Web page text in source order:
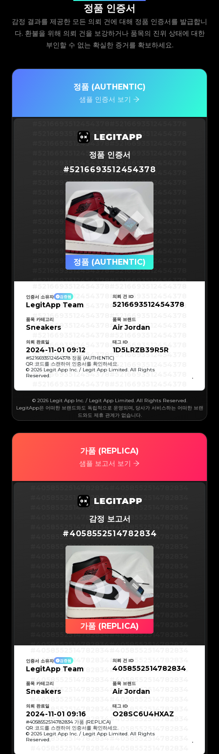
정품 인증서
감정 결과를 제공한 모든 의뢰 건에 대해 정품 인증서를 발급합니
다. 환불을 위해 의뢰 건을 보강하거나 품목의 진위 상태에 대한
부인할 수 없는 확실한 증거를 확보하세요.
정품 (AUTHENTIC)
샘플 인증서 보기
#5216693512454378#5216693512454378
#5216693512454378#5216693512454378
#5216693512454378#5216693512454378
#5216693512454378#5216693512454378
#5216693512454378#5216693512454378
#5216693512454378#5216693512454378
#5216693512454378
#5216693512454378
#5216693512454378#5216693512454378
#5216693512454378#5216693512454378
#5216693512454378#5216693512454378
#5216693512454378
#5216693512454378
#5216693512454378#5216693512454378
#5216693512454378#5216693512454378
#5216693512454378#5216693512454378
#5216693512454378#5216693512454378
#5216693512454378
#5216693512454378
#5216693512454378
#5216693512454378
#5216693512454378
#5216693512454378
#5216693512454378
#5216693512454378
#5216693512454378
#5216693512454378
#5216693512454378
#5216693512454378
#5216693512454378#5216693512454378
#5216693512454378#5216693512454378
#5216693512454378
#5216693512454378#5216693512454378
#5216693512454378#5216693512454378
#5216693512454378#5216693512454378
#5216693512454378#5216693512454378
#5216693512454378#5216693512454378
#5216693512454378#5216693512454378
#5216693512454378#5216693512454378
#5216693512454378#5216693512454378
#5216693512454378#5216693512454378
#5216693512454378#5216693512454378
#5216693512454378#5216693512454378
#5216693512454378#5216693512454378
#5216693512454378
#5216693512454378#5216693512454378
#5216693512454378#5216693512454378
#5216693512454378#5216693512454378
#5216693512454378#5216693512454378
#5216693512454378
#5216693512454378
#5216693512454378#5216693512454378
#5216693512454378#5216693512454378
#5216693512454378#5216693512454378
#5216693512454378
#5216693512454378
#5216693512454378
#5216693512454378
#5216693512454378
#5216693512454378
#5216693512454378
#5216693512454378
#5216693512454378
#5216693512454378
#5216693512454378#5216693512454378
#5216693512454378#5216693512454378
#5216693512454378
정품 인증서
#5216693512454378
정품 (AUTHENTIC)
#5216693512454378
#5216693512454378
#5216693512454378
#5216693512454378
#5216693512454378
#5216693512454378
#5216693512454378
#5216693512454378
#5216693512454378
#5216693512454378
#5216693512454378#5216693512454378
#5216693512454378#5216693512454378
#5216693512454378#5216693512454378
#5216693512454378#5216693512454378
#5216693512454378#5216693512454378
#5216693512454378#5216693512454378
#5216693512454378#5216693512454378
#5216693512454378#5216693512454378
#5216693512454378#5216693512454378
#5216693512454378#5216693512454378
#5216693512454378#5216693512454378
#5216693512454378#5216693512454378
#5216693512454378#5216693512454378
#5216693512454378#5216693512454378
#5216693512454378
#5216693512454378
#5216693512454378#5216693512454378
#5216693512454378#5216693512454378
#5216693512454378#5216693512454378
#5216693512454378
#5216693512454378
#5216693512454378#5216693512454378
#5216693512454378#5216693512454378
#5216693512454378#5216693512454378
#5216693512454378#5216693512454378
#5216693512454378#5216693512454378
#5216693512454378
#5216693512454378
#5216693512454378
#5216693512454378
#5216693512454378
#5216693512454378
#5216693512454378
#5216693512454378
#5216693512454378
#5216693512454378
#5216693512454378#5216693512454378
#5216693512454378#5216693512454378
인증서 소유자 검증됨
LegitApp Team
의뢰 건 ID
5216693512454378
품목 카테고리
Sneakers
품목 브랜드
Air Jordan
의뢰 완료일
2024-11-01 09:12
태그 ID
1D5LRZB39R5R
#5216693512454378 정품 (AUTHENTIC)
QR 코드를 스캔하여 인증서를 확인하세요.
© 2026 Legit App Inc. / Legit App Limited. All Rights
Reserved.
© 2026 Legit App Inc. / Legit App Limited. All Rights Reserved.
LegitApp은 어떠한 브랜드와도 독립적으로 운영되며, 당사가 서비스하는 어떠한 브랜
드와도 제휴 관계가 없습니다.
가품 (REPLICA)
샘플 보고서 보기
#4058552514782834#4058552514782834
#4058552514782834#4058552514782834
#4058552514782834#4058552514782834
#4058552514782834#4058552514782834
#4058552514782834#4058552514782834
#4058552514782834
#4058552514782834
#4058552514782834#4058552514782834
#4058552514782834#4058552514782834
#4058552514782834#4058552514782834
#4058552514782834#4058552514782834
#4058552514782834 #4058552514782834
#4058552514782834#4058552514782834
#4058552514782834#4058552514782834
#4058552514782834#4058552514782834
#4058552514782834#4058552514782834
#4058552514782834
#4058552514782834
#4058552514782834
#4058552514782834
#4058552514782834
#4058552514782834
#4058552514782834
#4058552514782834
#4058552514782834
#4058552514782834
#4058552514782834
#4058552514782834
#4058552514782834#4058552514782834
#4058552514782834#4058552514782834
#4058552514782834
감정 보고서
#4058552514782834
가품 (REPLICA)
#4058552514782834
#4058552514782834
#4058552514782834
#4058552514782834
#4058552514782834
#4058552514782834
#4058552514782834
#4058552514782834
#4058552514782834
#4058552514782834
#4058552514782834#4058552514782834
#4058552514782834#4058552514782834
#4058552514782834#4058552514782834
인증서 소유자 검증됨
LegitApp Team
의뢰 건 ID
4058552514782834
품목 카테고리
Sneakers
품목 브랜드
Air Jordan
의뢰 완료일
2024-11-01 09:16
태그 ID
O28SC6U4HXAZ
#4058552514782834 가품 (REPLICA)
QR 코드를 스캔하여 인증서를 확인하세요.
© 2026 Legit App Inc. / Legit App Limited. All Rights
Reserved.